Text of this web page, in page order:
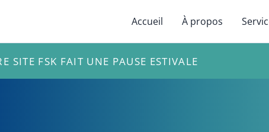
Accueil À propos
SITE FSK FAIT UNE PAUSE ESTIVALE